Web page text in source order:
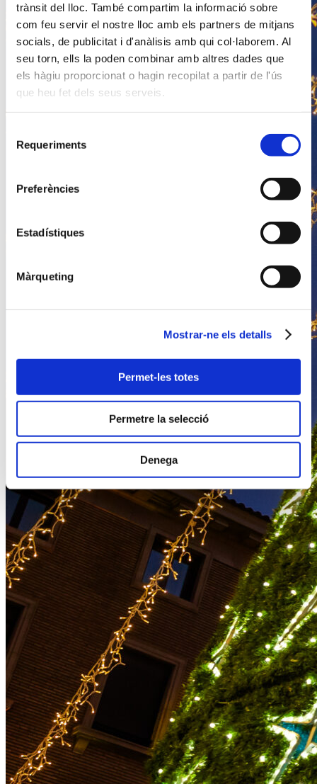
trànsit del lloc. També compartim la informació sobre
com feu servir el nostre lloc amb els partners de mitjans
socials, de publicitat i d'anàlisis amb qui col·laborem. Al
seu torn, ells la poden combinar amb altres dades que
els hàgiu proporcionat o hagin recopilat a partir de l'ús
que heu fet dels seus serveis.
Requeriments
Preferències
Estadístiques
Màrqueting
Mostrar-ne els detalls
Permet-les totes
Permetre la selecció
Denega